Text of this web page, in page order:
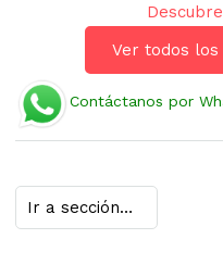
Ver todos los
Contáctanos por